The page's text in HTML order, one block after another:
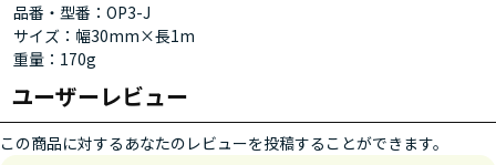
品番・型番：OP3-J
サイズ：幅30mm×長1m
重量：170g
ユーザーレビュー
この商品に対するあなたのレビューを投稿することができます。